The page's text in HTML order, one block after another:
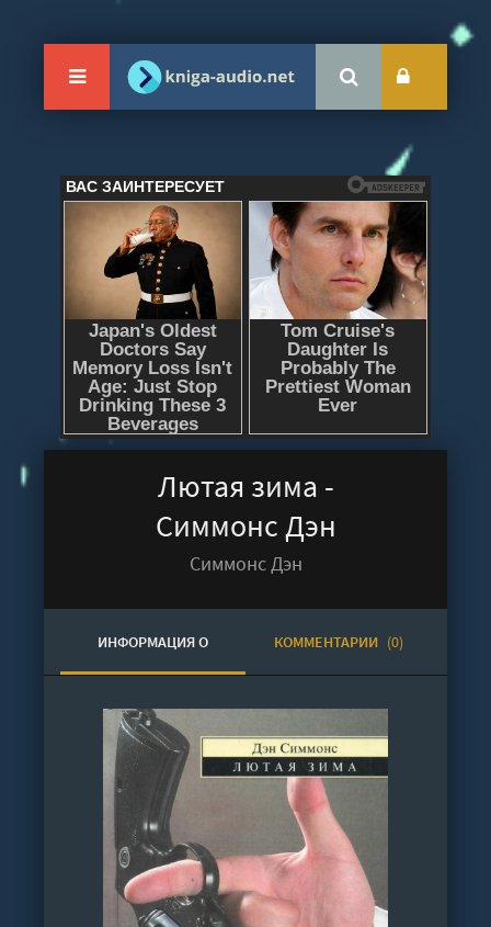
Лютая зима -
Симмонс Дэн
Симмонс Дэн
ИНФОРМАЦИЯ О
АУДИОКНИГЕ
КОММЕНТАРИИ (0)